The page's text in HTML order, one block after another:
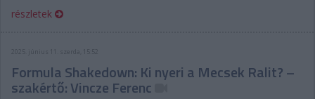
részletek
2025. június 11. szerda, 15:52
Formula Shakedown: Ki nyeri a Mecsek Ralit? –
szakértő: Vincze Ferenc